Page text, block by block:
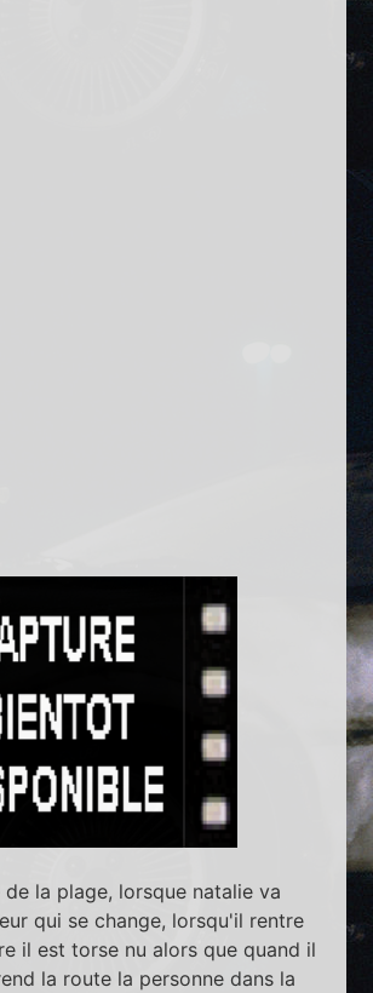
de la plage, lorsque natalie va
qui se change, lorsqu'il rentre
il est torse nu alors que quand il
la route la personne dans la